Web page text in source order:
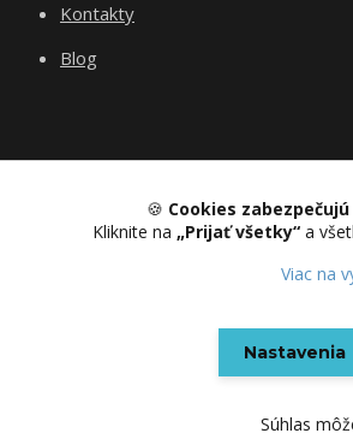
Kontakty
Blog
Vytvorené na
🍪 Cookies
Kliknite na „Prijať všetky“ a
Viac na
Nastavenia
Súhlas